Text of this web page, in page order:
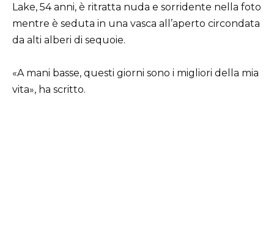
Lake, 54 anni, è ritratta nuda e sorridente nella foto
mentre è seduta in una vasca all’aperto circondata
da alti alberi di sequoie.
«A mani basse, questi giorni sono i migliori della mia
vita», ha scritto.